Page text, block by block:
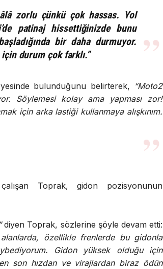
zorlu çünkü çok hassas. Yol
patinaj hissettiğinizde bunu
bir daha durmuyor.
durum çok farklı.”
bulunduğunu belirterek, “Moto2
Söylemesi kolay ama yapması zor!
için arka lastiği kullanmaya alışkınım.
Toprak, gidon pozisyonunun
diyen Toprak, sözlerine şöyle devam etti:
alanlarda, özellikle frenlerde bu gidonla
Gidon yüksek olduğu için
son hızdan ve virajlardan biraz ödün